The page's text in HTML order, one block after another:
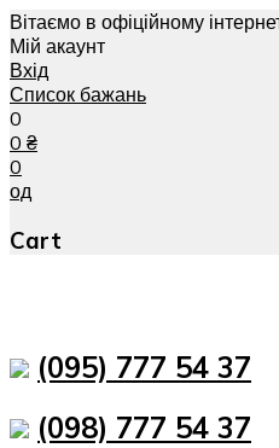
Вітаємо в офіційному
Мій акаунт
Вхід
Список бажань
0
0 ₴
0
од
Cart
(095) 777 54 37
(098) 777 54 37